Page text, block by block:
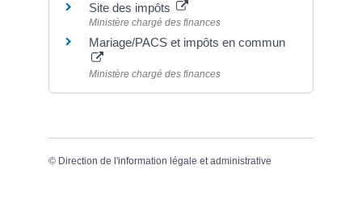
Site des impôts
Ministère chargé des finances
Mariage/PACS et impôts en commun
Ministère chargé des finances
© Direction de l'information légale et administrative